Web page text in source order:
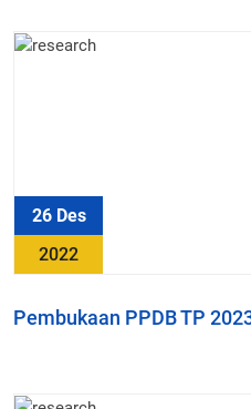
26 Des
2022
Pembukaan PPDB TP